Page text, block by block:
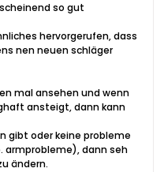
so gut
hervorgerufen, dass
nen neuen schläger
mal ansehen und wenn
ansteigt, dann kann
gibt oder keine probleme
armprobleme), dann seh
ändern.